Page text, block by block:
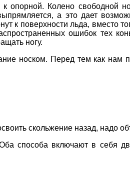
опорной. Колено свободной
а это дает
к поверхности льда, вместо
ошибок тех
ногу.
носком. Перед тем как нам
скольжение назад, надо
способа включают в себя